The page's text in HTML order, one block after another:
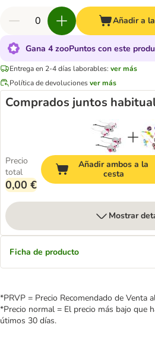
Añadir a
Gana 4 zooPuntos con este
Entrega en 2-4 días laborables: ver más
Política de devolucionesver más
Comprados juntos
Precio
total
0,00 €
Añadir ambos a la
cesta
Mostrar
Ficha de producto
*PRVP = Precio Recomendado de Venta
*Precio normal = El precio más bajo que
útimos 30 días.